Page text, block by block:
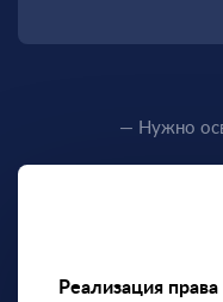
— Нужно
Реализация